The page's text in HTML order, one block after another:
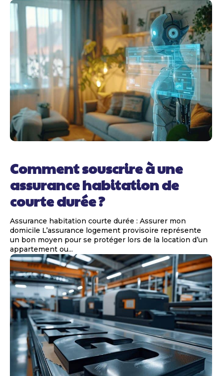
Comment souscrire à une
assurance habitation de
courte durée ?
Assurance habitation courte durée : Assurer mon
domicile L’assurance logement provisoire représente
un bon moyen pour se protéger lors de la location d’un
appartement ou...